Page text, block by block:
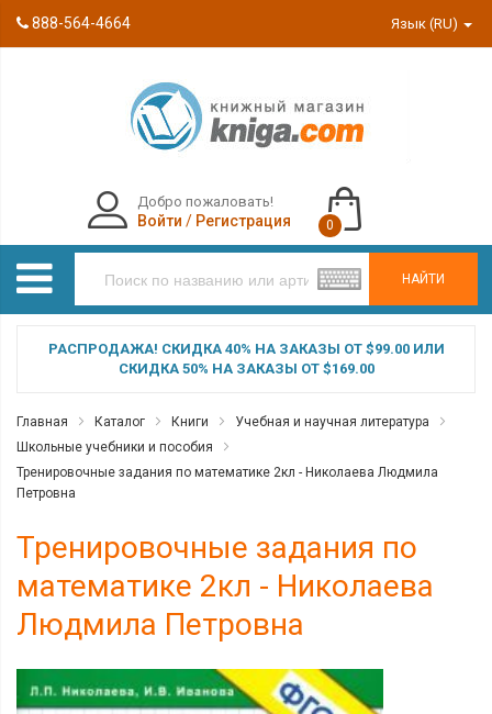
888-564-4664 Язык (RU)
НАЙТИ
Добро пожаловать!
Войти / Регистрация 0
РАСПРОДАЖА! СКИДКА 40% НА ЗАКАЗЫ ОТ $99.00 ИЛИ
СКИДКА 50% НА ЗАКАЗЫ ОТ $169.00
Главная Каталог Книги
Учебная и научная литература
Школьные учебники и пособия
Тренировочные задания по математике 2кл - Николаева Людмила
Петровна
Тренировочные задания по
математике 2кл - Николаева
Людмила Петровна